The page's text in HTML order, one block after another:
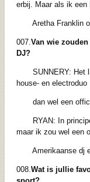
erbij. Maar als ik
Aretha Franklin of
007. Van wie
DJ?
SUNNERY: Het
house- en
dan wel een
RYAN: In principe
maar ik zou wel een
Amerikaanse dj en
008. Wat is jullie